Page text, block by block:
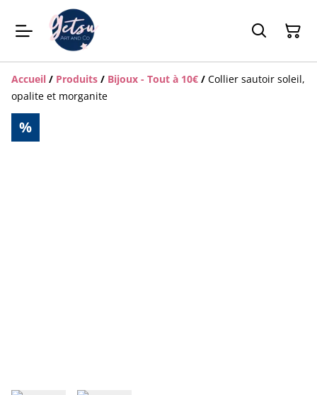
Accueil / Produits / Bijoux - Tout à 10€ / Collier sautoir soleil,
opalite et morganite
%